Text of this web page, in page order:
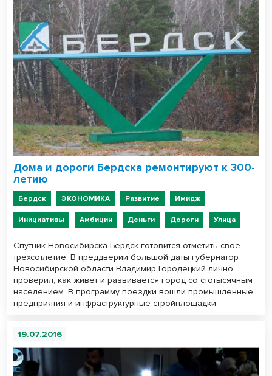
Дома и дороги Бердска ремонтируют к 300-
летию
Бердск ЭКОНОМИКА Развитие Имидж
Инициативы Амбиции Деньги Дороги Улица
Спутник Новосибирска Бердск готовится отметить свое
трехсотлетие. В преддверии большой даты губернатор
Новосибирской области Владимир Городецкий лично
проверил, как живет и развивается город со стотысячным
населением. В программу поездки вошли промышленные
предприятия и инфраструктурные стройплощадки.
19.07.2016